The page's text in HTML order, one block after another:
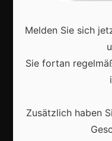
Deutschland
Melden Sie sich
Sie fortan
Zusätzlich haben